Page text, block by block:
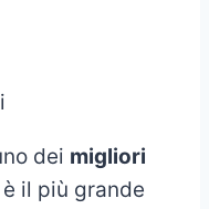
dei migliori
è il più grande